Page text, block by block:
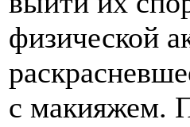
физической
с макияжем.